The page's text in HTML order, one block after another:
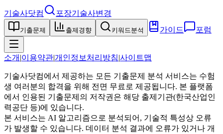
기술사닷컴 포장기술사변경
기출문제 출제경향 키워드분석 가이드 포럼
소개 |이용약관|개인정보처리방침|사이트맵
기술사닷컴에서 제공하는 모든 기출문제 분석 서비스는 수험
생 여러분의 합격을 위해 전면 무료로 제공됩니다. 본 플랫폼
에서 인용된 기출문제의 저작권은 해당 출제기관(한국산업인
력공단 등)에 있습니다.
본 서비스는 AI 알고리즘으로 분석되어, 기술적 특성상 오류
가 발생할 수 있습니다. 데이터 분석 결과에 오류가 있거나 개